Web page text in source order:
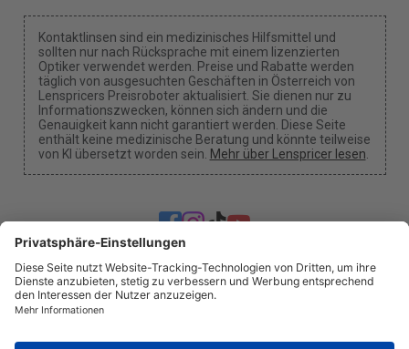
Kontaktlinsen sind ein medizinisches Hilfsmittel und
sollten nur nach Rücksprache mit einem lizenzierten
Optiker verwendet werden. Preise und Rabatte werden
täglich von ausgesuchten Geschäften in Österreich von
Lenspricers Preisroboter aktualisiert. Sie dienen nur zu
Informationszwecken, können sich ändern und die
Genauigkeit kann nicht garantiert werden. Diese Seite
enthält keine medizinische Beratung und könnte teilweise
von KI übersetzt worden sein. Mehr über Lenspricer lesen.
Cookie-Einstellungen
Wir können eine Provision erhalten, wenn Sie einen
unserer Links nutzen, um einen Kauf zu tätigen.